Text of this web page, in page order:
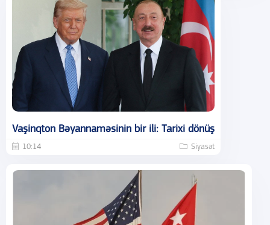
Vaşinqton Bəyannaməsinin bir ili: Tarixi dönüş
10:14 Siyasət